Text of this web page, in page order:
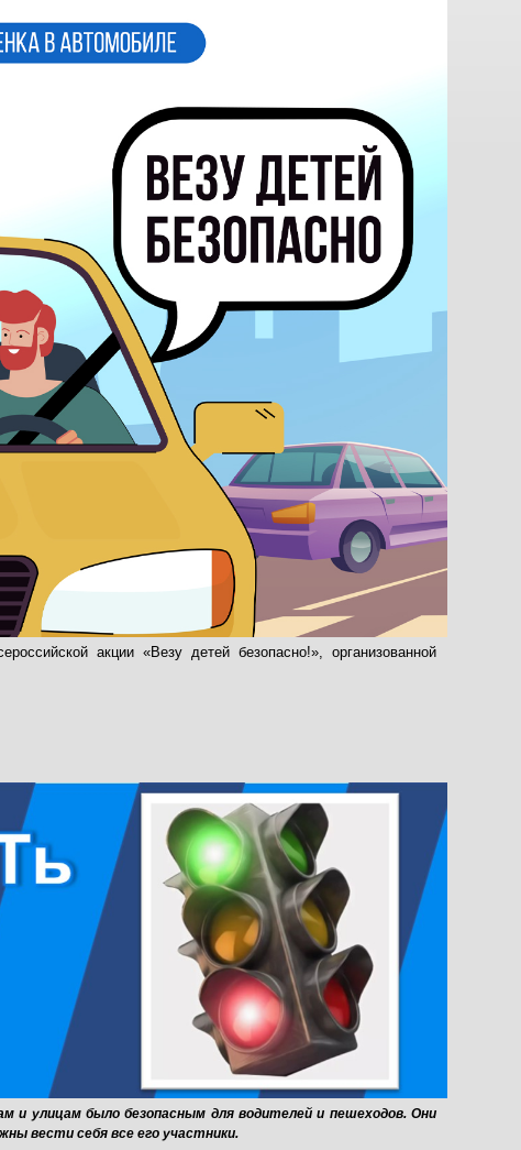
акции «Везу детей безопасно!», организованной
и улицам было безопасным для водителей и пешеходов. Они
вести себя все его участники.